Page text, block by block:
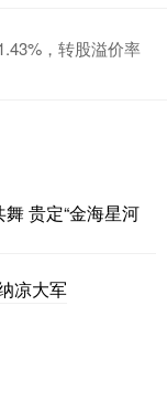
，转股溢价率
贵定“金海星河
凉大军